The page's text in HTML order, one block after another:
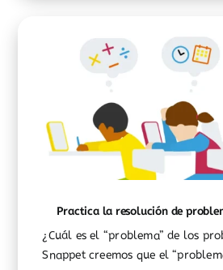
Practica la resolución de
¿Cuál es el “problema” de los
Snappet creemos que el